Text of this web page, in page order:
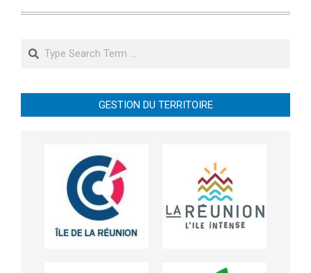
Search
GESTION DU TERRITOIRE